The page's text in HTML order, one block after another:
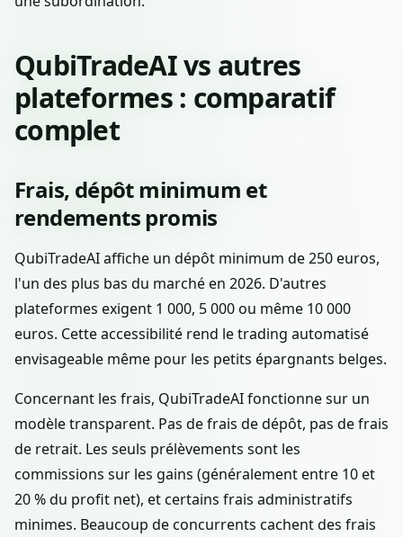
QubiTradeAI vs autres
plateformes : comparatif
complet
Frais, dépôt minimum et
rendements promis
QubiTradeAI affiche un dépôt minimum de 250 euros,
l'un des plus bas du marché en 2026. D'autres
plateformes exigent 1 000, 5 000 ou même 10 000
euros. Cette accessibilité rend le trading automatisé
envisageable même pour les petits épargnants belges.
Concernant les frais, QubiTradeAI fonctionne sur un
modèle transparent. Pas de frais de dépôt, pas de frais
de retrait. Les seuls prélèvements sont les
commissions sur les gains (généralement entre 10 et
20 % du profit net), et certains frais administratifs
minimes. Beaucoup de concurrents cachent des frais